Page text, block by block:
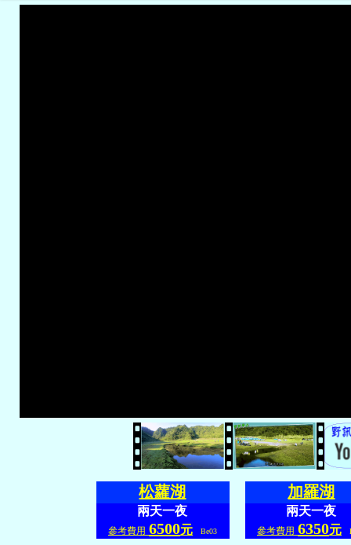
松蘿湖
兩天一夜
參考費用 6500元 Be03
加羅湖
兩天一夜
參考費用 6350元